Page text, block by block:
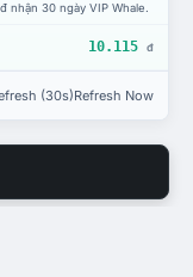
nhận 30 ngày VIP Whale.
10.115 đ
(30s)Refresh Now